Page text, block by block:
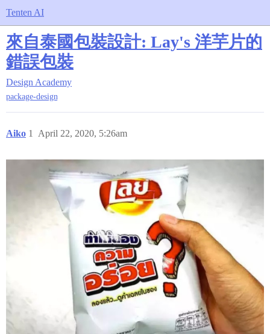
Tenten AI
來自泰國包裝設計: Lay's 洋芋片的
錯誤包裝
Design Academy
package-design
Aiko April 22, 2020, 5:26am
1